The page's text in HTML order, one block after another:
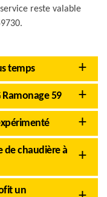
reste valable
temps
59
de chaudière à
un